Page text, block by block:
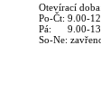
Otevírací doba:
Po-Čt: 9.00-
Pá: 9.00-
So-Ne: